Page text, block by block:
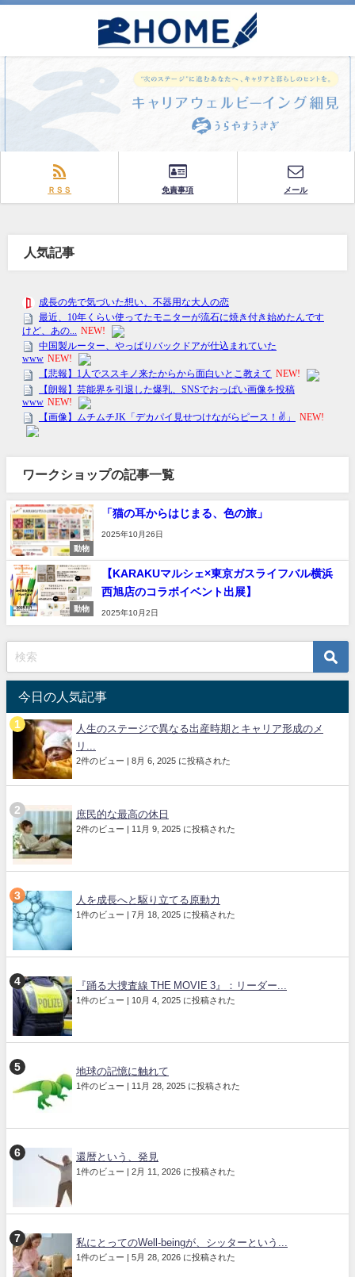
ＲＳＳ 免責事項 メール
人気記事
ワークショップの記事一覧
動物
「猫の耳からはじまる、色の旅」
2025年10月26日
動物
【KARAKUマルシェ×東京ガスライフバル横浜
西旭店のコラボイベント出展】
2025年10月2日
今日の人気記事
人生のステージで異なる出産時期とキャリア形成のメ
リ...
2件のビュー | 8月 6, 2025 に投稿された
庶民的な最高の休日
2件のビュー | 11月 9, 2025 に投稿された
人を成長へと駆り立てる原動力
1件のビュー | 7月 18, 2025 に投稿された
『踊る大捜査線 THE MOVIE 3』：リーダー...
1件のビュー | 10月 4, 2025 に投稿された
地球の記憶に触れて
1件のビュー | 11月 28, 2025 に投稿された
還暦という、発見
1件のビュー | 2月 11, 2026 に投稿された
私にとってのWell-beingが、シッターという...
1件のビュー | 5月 28, 2026 に投稿された